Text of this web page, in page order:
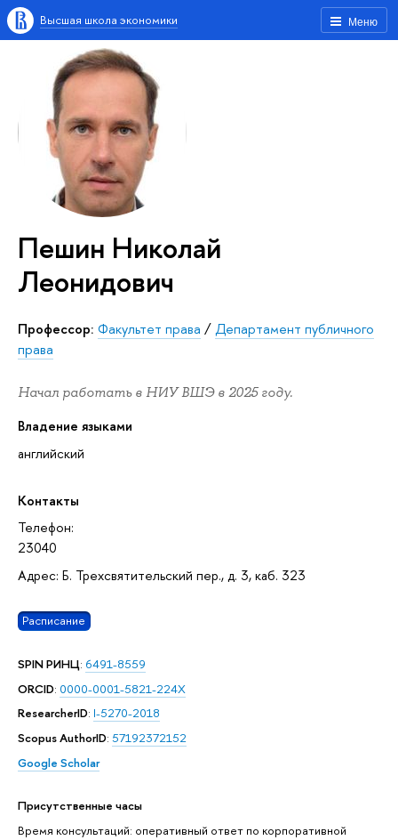
Меню
Высшая школа экономики
Пешин Николай
Леонидович
Профессор: Факультет права /Департамент публичного
права
Начал работать в НИУ ВШЭ в 2025 году.
Владение языками
английский
Контакты
Телефон:
23040
Адрес: Б. Трехсвятительский пер., д. 3, каб. 323
Расписание
SPIN РИНЦ: 6491-8559
ORCID: 0000-0001-5821-224X
ResearcherID: I-5270-2018
Scopus AuthorID: 57192372152
Google Scholar
Присутственные часы
Время консультаций: оперативный ответ по корпоративной